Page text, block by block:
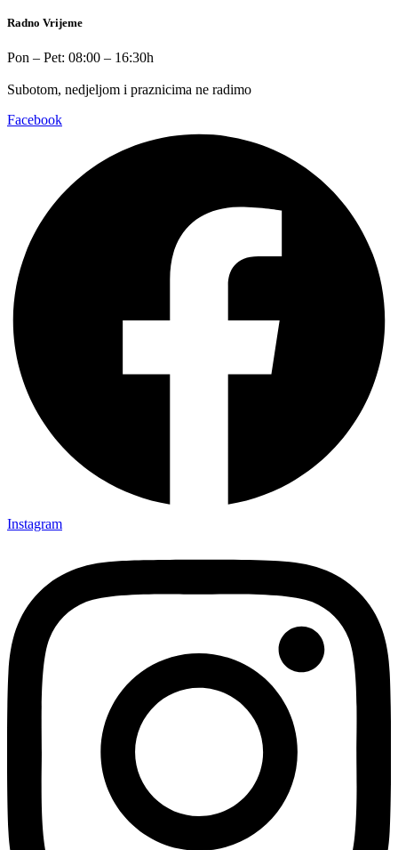
Radno Vrijeme
Pon – Pet: 08:00 – 16:30h
Subotom, nedjeljom i praznicima ne radimo
Facebook
Instagram